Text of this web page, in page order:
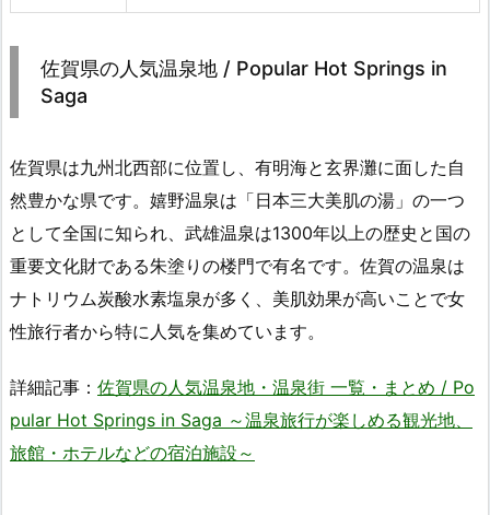
佐賀県の人気温泉地 / Popular Hot Springs in
Saga
佐賀県は九州北西部に位置し、有明海と玄界灘に面した自
然豊かな県です。嬉野温泉は「日本三大美肌の湯」の一つ
として全国に知られ、武雄温泉は1300年以上の歴史と国の
重要文化財である朱塗りの楼門で有名です。佐賀の温泉は
ナトリウム炭酸水素塩泉が多く、美肌効果が高いことで女
性旅行者から特に人気を集めています。
詳細記事： 佐賀県の人気温泉地・温泉街 一覧・まとめ / Po
pular Hot Springs in Saga ～温泉旅行が楽しめる観光地、
旅館・ホテルなどの宿泊施設～